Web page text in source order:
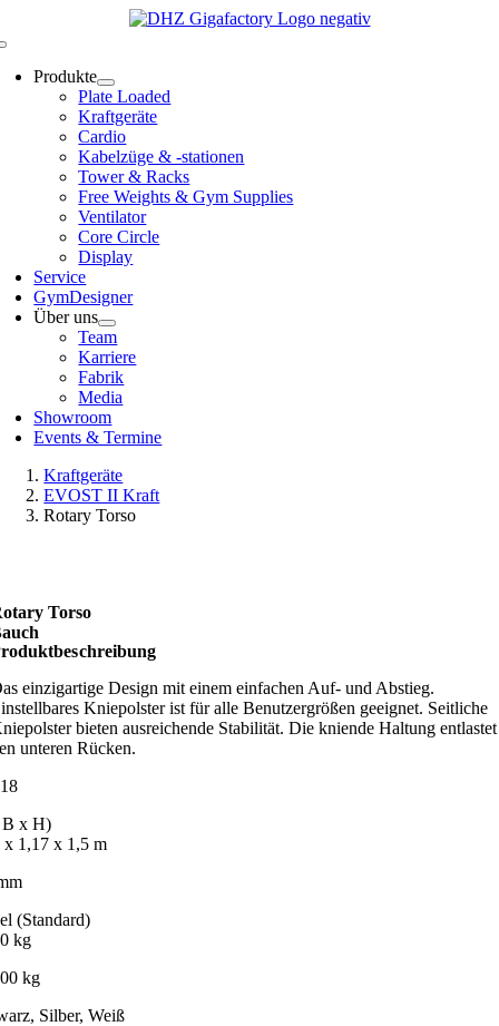
Produkte
Plate Loaded
Kraftgeräte
Cardio
Kabelzüge & -stationen
Tower & Racks
Free Weights & Gym Supplies
Ventilator
Core Circle
Display
Service
GymDesigner
Über uns
Team
Karriere
Fabrik
Media
Showroom
Events & Termine
Kraftgeräte
EVOST II Kraft
Rotary Torso
Torso
einzigartige Design mit einem einfachen Auf- und Abstieg.
Kniepolster ist für alle Benutzergrößen geeignet. Seitliche
bieten ausreichende Stabilität. Die kniende Haltung entlastet
unteren Rücken.
x H)
x 1,17 x 1,5 m
(Standard)
kg
kg
Silber, Weiß